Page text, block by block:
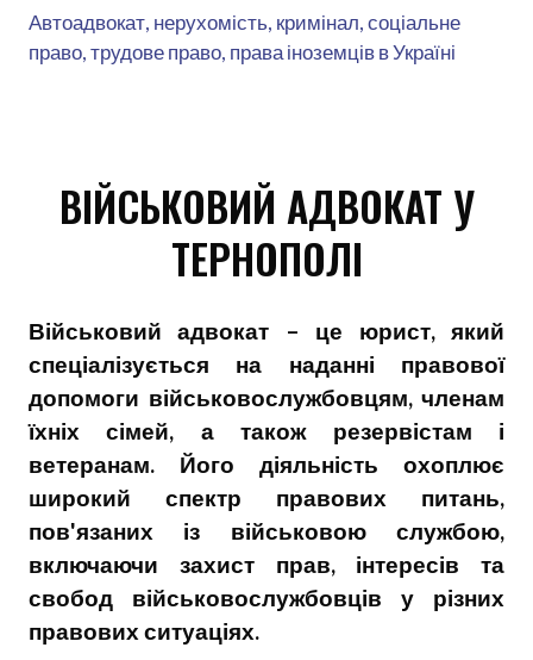
Автоадвокат, нерухомість, кримінал, соціальне
право, трудове право, права іноземців в Україні
ВІЙСЬКОВИЙ АДВОКАТ У
ТЕРНОПОЛІ
Військовий адвокат – це юрист, який
спеціалізується на наданні правової
допомоги військовослужбовцям, членам
їхніх сімей, а також резервістам і
ветеранам. Його діяльність охоплює
широкий спектр правових питань,
пов'язаних із військовою службою,
включаючи захист прав, інтересів та
свобод військовослужбовців у різних
правових ситуаціях.